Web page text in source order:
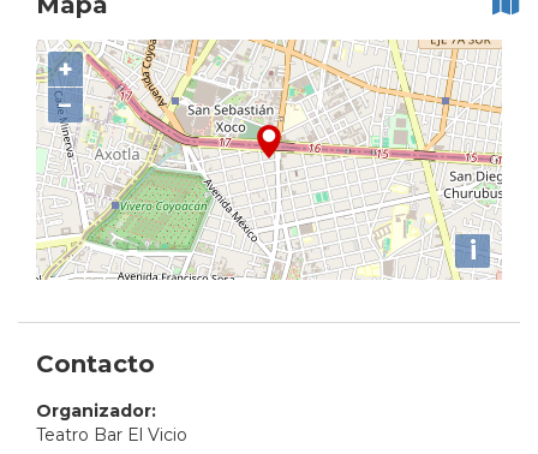
+
−
i
Contacto
Organizador:
Teatro Bar El Vicio